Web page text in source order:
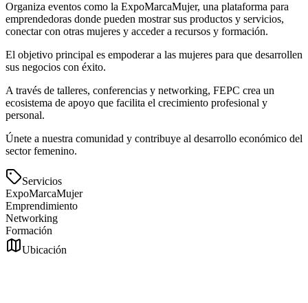
Organiza eventos como la ExpoMarcaMujer, una plataforma para
emprendedoras donde pueden mostrar sus productos y servicios,
conectar con otras mujeres y acceder a recursos y formación.
El objetivo principal es empoderar a las mujeres para que desarrollen
sus negocios con éxito.
A través de talleres, conferencias y networking, FEPC crea un
ecosistema de apoyo que facilita el crecimiento profesional y
personal.
Únete a nuestra comunidad y contribuye al desarrollo económico del
sector femenino.
Servicios
ExpoMarcaMujer
Emprendimiento
Networking
Formación
Ubicación